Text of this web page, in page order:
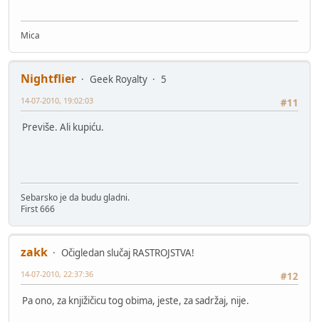
Mica
Nightflier Geek Royalty
5
#11
14-07-2010, 19:02:03
Previše. Ali kupiću.
Sebarsko je da budu gladni.
First 666
zakk
Očigledan slučaj RASTROJSTVA!
#12
14-07-2010, 22:37:36
Pa ono, za knjižičicu tog obima, jeste, za sadržaj, nije.